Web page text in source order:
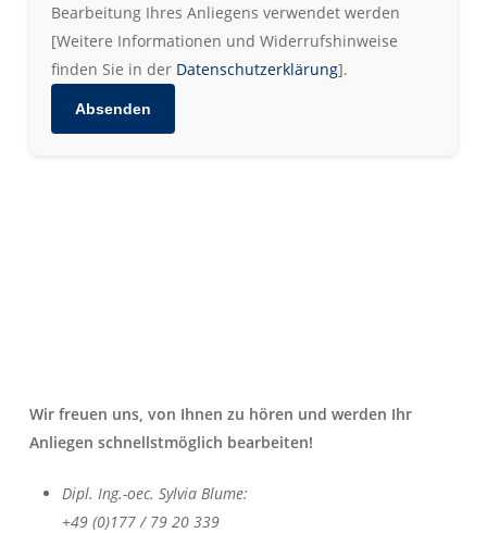
Bearbeitung Ihres Anliegens verwendet werden
[Weitere Informationen und Widerrufshinweise
finden Sie in der Datenschutzerklärung].
Absenden
Wir freuen uns, von Ihnen zu hören und werden Ihr
Anliegen schnellstmöglich bearbeiten!
Dipl. Ing.-oec. Sylvia Blume:
+49 (0)177 / 79 20 339